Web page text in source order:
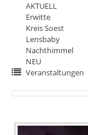
AKTUELL
Erwitte
Kreis Soest
Lensbaby
Nachthimmel
NEU
Veranstaltungen